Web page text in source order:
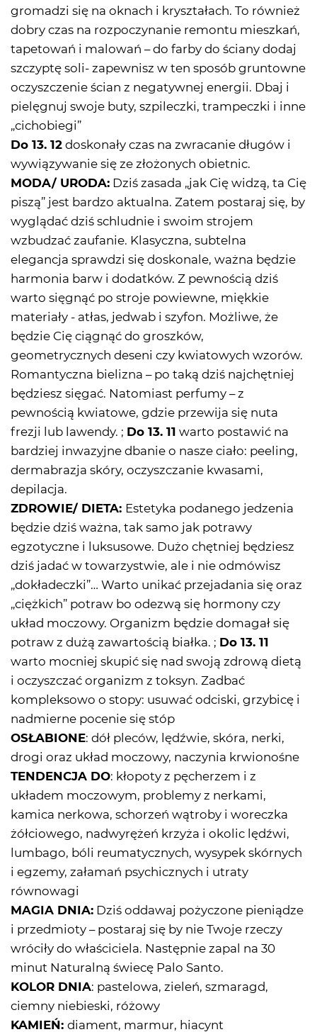
gromadzi się na oknach i kryształach. To również
dobry czas na rozpoczynanie remontu mieszkań,
tapetowań i malowań – do farby do ściany dodaj
szczyptę soli- zapewnisz w ten sposób gruntowne
oczyszczenie ścian z negatywnej energii. Dbaj i
pielęgnuj swoje buty, szpileczki, trampeczki i inne
„cichobiegi”
Do 13. 12 doskonały czas na zwracanie długów i
wywiązywanie się ze złożonych obietnic.
MODA/ URODA: Dziś zasada „jak Cię widzą, ta Cię
piszą” jest bardzo aktualna. Zatem postaraj się, by
wyglądać dziś schludnie i swoim strojem
wzbudzać zaufanie. Klasyczna, subtelna
elegancja sprawdzi się doskonale, ważna będzie
harmonia barw i dodatków. Z pewnością dziś
warto sięgnąć po stroje powiewne, miękkie
materiały - atłas, jedwab i szyfon. Możliwe, że
będzie Cię ciągnąć do groszków,
geometrycznych deseni czy kwiatowych wzorów.
Romantyczna bielizna – po taką dziś najchętniej
będziesz sięgać. Natomiast perfumy – z
pewnością kwiatowe, gdzie przewija się nuta
frezji lub lawendy. ; Do 13. 11 warto postawić na
bardziej inwazyjne dbanie o nasze ciało: peeling,
dermabrazja skóry, oczyszczanie kwasami,
depilacja.
ZDROWIE/ DIETA: Estetyka podanego jedzenia
będzie dziś ważna, tak samo jak potrawy
egzotyczne i luksusowe. Dużo chętniej będziesz
dziś jadać w towarzystwie, ale i nie odmówisz
„dokładeczki”… Warto unikać przejadania się oraz
„ciężkich” potraw bo odezwą się hormony czy
układ moczowy. Organizm będzie domagał się
potraw z dużą zawartością białka. ; Do 13. 11
warto mocniej skupić się nad swoją zdrową dietą
i oczyszczać organizm z toksyn. Zadbać
kompleksowo o stopy: usuwać odciski, grzybicę i
nadmierne pocenie się stóp
OSŁABIONE: dół pleców, lędźwie, skóra, nerki,
drogi oraz układ moczowy, naczynia krwionośne
TENDENCJA DO: kłopoty z pęcherzem i z
układem moczowym, problemy z nerkami,
kamica nerkowa, schorzeń wątroby i woreczka
żółciowego, nadwyrężeń krzyża i okolic lędźwi,
lumbago, bóli reumatycznych, wysypek skórnych
i egzemy, załamań psychicznych i utraty
równowagi
MAGIA DNIA: Dziś oddawaj pożyczone pieniądze
i przedmioty – postaraj się by nie Twoje rzeczy
wróciły do właściciela. Następnie zapal na 30
minut Naturalną świecę Palo Santo.
KOLOR DNIA: pastelowa, zieleń, szmaragd,
ciemny niebieski, różowy
KAMIEŃ: diament, marmur, hiacynt